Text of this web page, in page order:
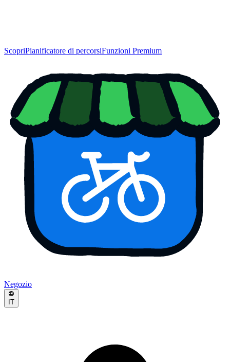
ScopriPianificatore di percorsiFunzioni Premium
Negozio
IT